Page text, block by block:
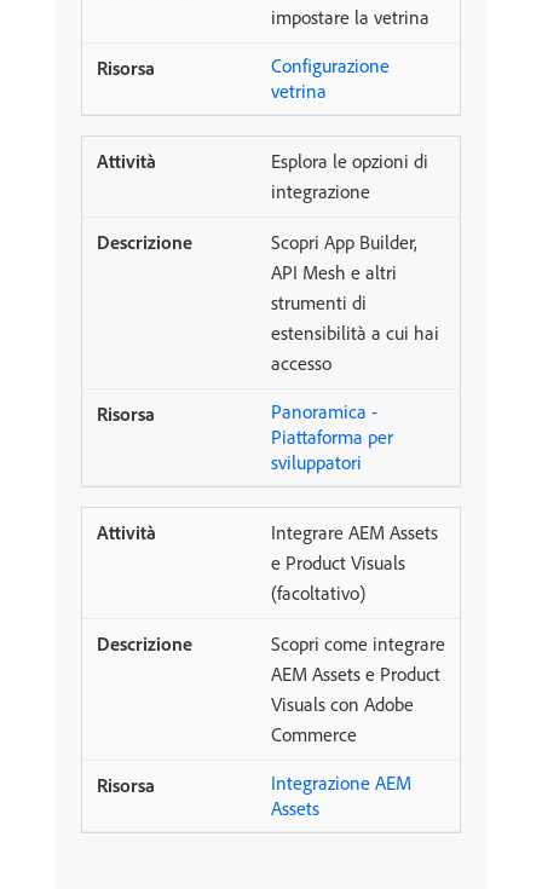
impostare la vetrina
Configurazione
vetrina
Esplora le opzioni di
integrazione
Scopri App Builder,
API Mesh e altri
strumenti di
estensibilità a cui hai
accesso
Panoramica -
Piattaforma per
sviluppatori
Integrare AEM Assets
e Product Visuals
(facoltativo)
Scopri come integrare
AEM Assets e Product
Visuals con Adobe
Commerce
Integrazione AEM
Assets